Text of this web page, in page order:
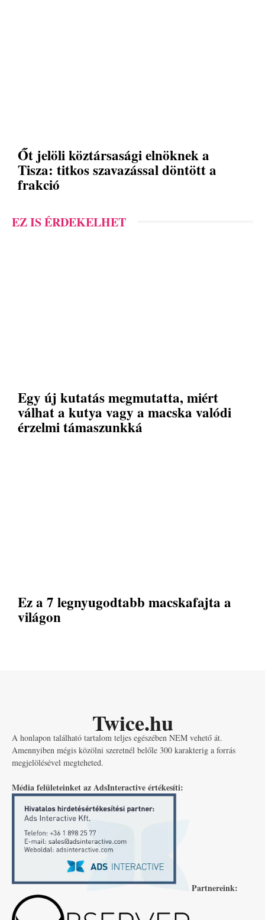
Őt jelöli köztársasági elnöknek a
Tisza: titkos szavazással döntött a
frakció
EZ IS ÉRDEKELHET
Egy új kutatás megmutatta, miért
válhat a kutya vagy a macska valódi
érzelmi támaszunkká
Ez a 7 legnyugodtabb macskafajta a
világon
Twice.hu
A honlapon található tartalom teljes egészében NEM vehető át.
Amennyiben mégis közölni szeretnél belőle 300 karakterig a forrás
megjelölésével megteheted.
Média felületeinket az AdsInteractive értékesíti:
Partnereink: